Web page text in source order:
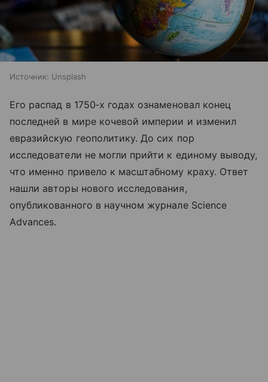
Источник: Unsplash
Его распад в 1750‑х годах ознаменовал конец
последней в мире кочевой империи и изменил
евразийскую геополитику. До сих пор
исследователи не могли прийти к единому выводу,
что именно привело к масштабному краху. Ответ
нашли авторы нового исследования,
опубликованного в научном журнале Science
Advances.